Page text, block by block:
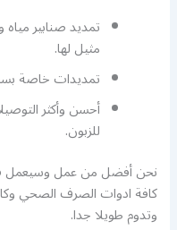
تمديد صنابير
مثيل لها.
تمديدات خاصة
أحسن وأكثر
للزبون.
نحن أفضل من عمل وسيعمل
كافة ادوات الصرف الصحي
وتدوم طويلا جدا.